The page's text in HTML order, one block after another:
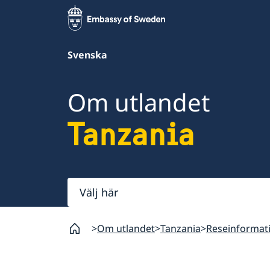
Svenska
Om utlandet
Tanzania
Välj
här
Om utlandet Tanzania